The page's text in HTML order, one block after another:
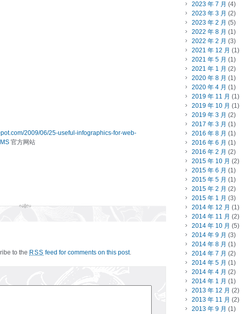
2009/06/25-useful-infographics-for-web-
官方网站
to the RSS feed for comments on this post.
2023 年 7 月 (4)
2023 年 3 月 (2)
2023 年 2 月 (5)
2022 年 8 月 (1)
2022 年 2 月 (3)
2021 年 12 月 (1)
2021 年 5 月 (1)
2021 年 1 月 (2)
2020 年 8 月 (1)
2020 年 4 月 (1)
2019 年 11 月 (1)
2019 年 10 月 (1)
2019 年 3 月 (2)
2017 年 3 月 (1)
2016 年 8 月 (1)
2016 年 6 月 (1)
2016 年 2 月 (2)
2015 年 10 月 (2)
2015 年 6 月 (1)
2015 年 5 月 (1)
2015 年 2 月 (2)
2015 年 1 月 (3)
2014 年 12 月 (1)
2014 年 11 月 (2)
2014 年 10 月 (5)
2014 年 9 月 (3)
2014 年 8 月 (1)
2014 年 7 月 (2)
2014 年 5 月 (1)
2014 年 4 月 (2)
2014 年 1 月 (1)
2013 年 12 月 (2)
2013 年 11 月 (2)
2013 年 9 月 (1)